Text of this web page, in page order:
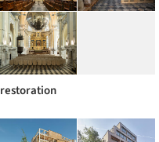
restoration